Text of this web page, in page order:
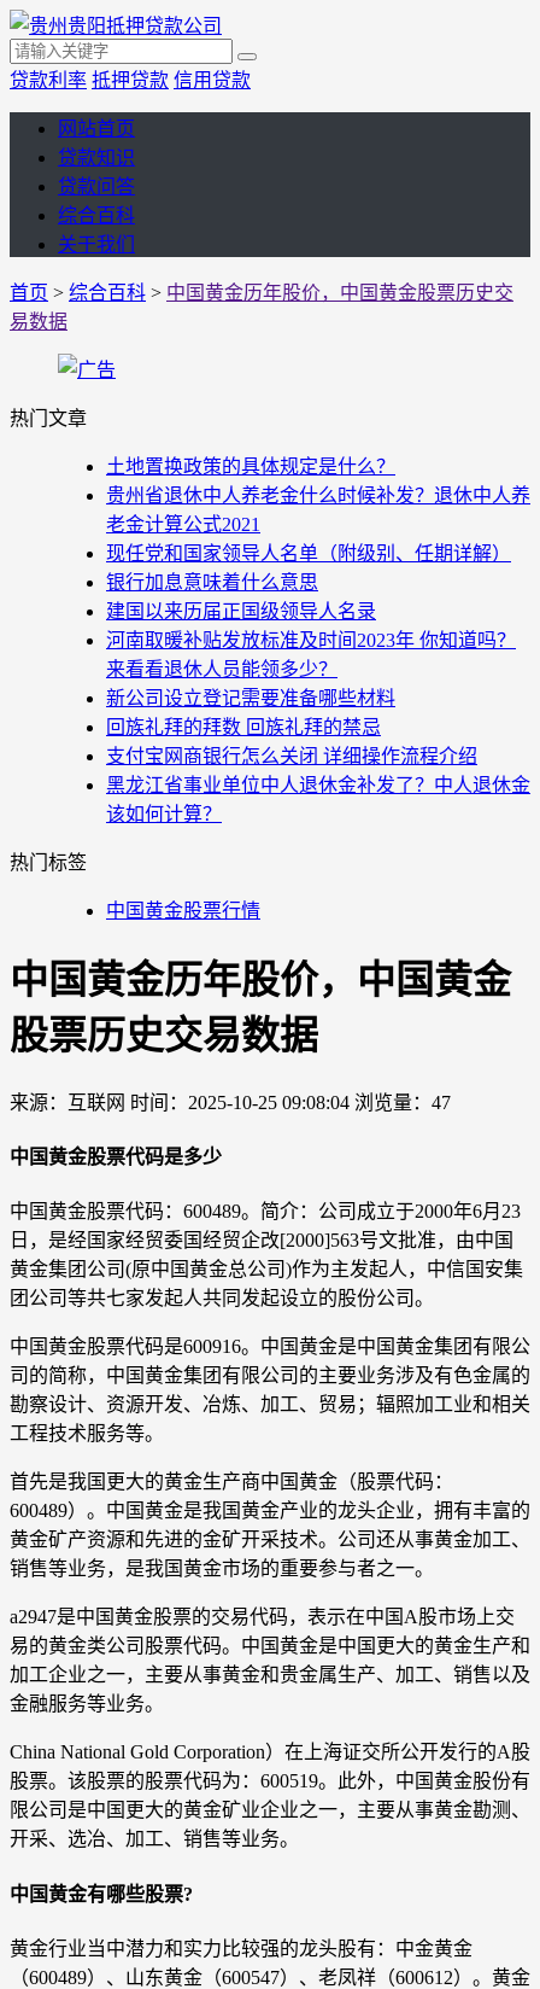
贷款利率 抵押贷款 信用贷款
网站首页
贷款知识
贷款问答
综合百科
关于我们
首页 > 综合百科 > 中国黄金历年股价，中国黄金股票历史交
易数据
热门文章
土地置换政策的具体规定是什么？
贵州省退休中人养老金什么时候补发？退休中人养
老金计算公式2021
现任党和国家领导人名单（附级别、任期详解）
银行加息意味着什么意思
建国以来历届正国级领导人名录
河南取暖补贴发放标准及时间2023年 你知道吗？
来看看退休人员能领多少？
新公司设立登记需要准备哪些材料
回族礼拜的拜数 回族礼拜的禁忌
支付宝网商银行怎么关闭 详细操作流程介绍
黑龙江省事业单位中人退休金补发了？中人退休金
该如何计算？
热门标签
中国黄金股票行情
中国黄金历年股价，中国黄金
股票历史交易数据
来源：互联网 时间：2025-10-25 09:08:04 浏览量：47
中国黄金股票代码是多少
中国黄金股票代码：600489。简介：公司成立于2000年6月23
日，是经国家经贸委国经贸企改[2000]563号文批准，由中国
黄金集团公司(原中国黄金总公司)作为主发起人，中信国安集
团公司等共七家发起人共同发起设立的股份公司。
中国黄金股票代码是600916。中国黄金是中国黄金集团有限公
司的简称，中国黄金集团有限公司的主要业务涉及有色金属的
勘察设计、资源开发、冶炼、加工、贸易；辐照加工业和相关
工程技术服务等。
首先是我国更大的黄金生产商中国黄金（股票代码：
600489）。中国黄金是我国黄金产业的龙头企业，拥有丰富的
黄金矿产资源和先进的金矿开采技术。公司还从事黄金加工、
销售等业务，是我国黄金市场的重要参与者之一。
a2947是中国黄金股票的交易代码，表示在中国A股市场上交
易的黄金类公司股票代码。中国黄金是中国更大的黄金生产和
加工企业之一，主要从事黄金和贵金属生产、加工、销售以及
金融服务等业务。
China National Gold Corporation）在上海证交所公开发行的A股
股票。该股票的股票代码为：600519。此外，中国黄金股份有
限公司是中国更大的黄金矿业企业之一，主要从事黄金勘测、
开采、选冶、加工、销售等业务。
中国黄金有哪些股票?
黄金行业当中潜力和实力比较强的龙头股有：中金黄金
（600489）、山东黄金（600547）、老凤祥（600612）。黄金